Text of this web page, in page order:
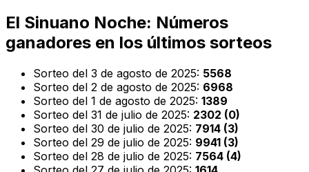
El Sinuano Noche: Números
ganadores en los últimos sorteos
Sorteo del 3 de agosto de 2025: 5568
Sorteo del 2 de agosto de 2025: 6968
Sorteo del 1 de agosto de 2025: 1389
Sorteo del 31 de julio de 2025: 2302 (0)
Sorteo del 30 de julio de 2025: 7914 (3)
Sorteo del 29 de julio de 2025: 9941 (3)
Sorteo del 28 de julio de 2025: 7564 (4)